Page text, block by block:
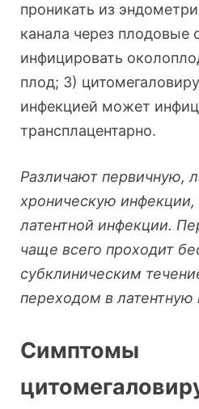
проникать из
канала через плодовые
инфицировать
плод; 3)
инфекцией может
трансплацентарно.
Различают первичную,
хроническую
латентной инфекции.
чаще всего проходит
субклиническим
переходом в
Симптомы